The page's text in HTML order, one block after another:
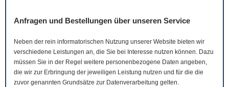
Anfragen und Bestellungen über unseren Service
Neben der rein informatorischen Nutzung unserer Website bieten wir
verschiedene Leistungen an, die Sie bei Interesse nutzen können. Dazu
müssen Sie in der Regel weitere personenbezogene Daten angeben,
die wir zur Erbringung der jeweiligen Leistung nutzen und für die die
zuvor genannten Grundsätze zur Datenverarbeitung gelten.